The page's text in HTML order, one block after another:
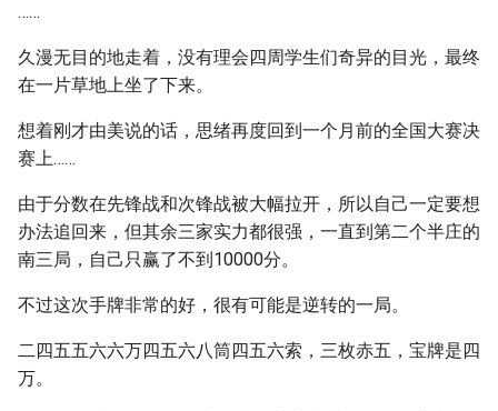
……
久漫无目的地走着，没有理会四周学生们奇异的目光，最终
在一片草地上坐了下来。
想着刚才由美说的话，思绪再度回到一个月前的全国大赛决
赛上……
由于分数在先锋战和次锋战被大幅拉开，所以自己一定要想
办法追回来，但其余三家实力都很强，一直到第二个半庄的
南三局，自己只赢了不到10000分。
不过这次手牌非常的好，很有可能是逆转的一局。
二四五五六六万四五六八筒四五六索，三枚赤五，宝牌是四
万。